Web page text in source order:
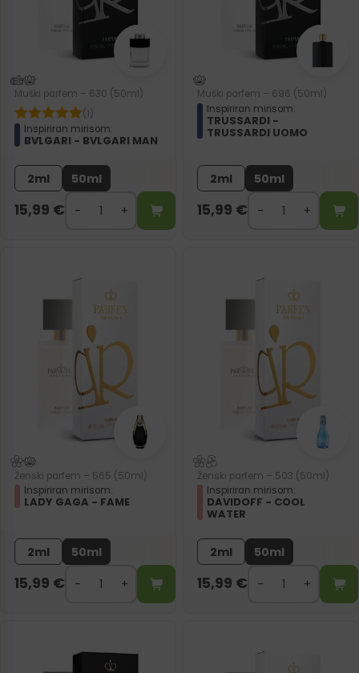
Muški parfem – 630 (50ml)
(1)
Inspiriran mirisom:
BVLGARI - BVLGARI MAN
2ml 50ml
15,99 €
Muški parfem – 696 (50ml)
Inspiriran mirisom:
TRUSSARDI -
TRUSSARDI UOMO
2ml 50ml
15,99 €
Ženski parfem – 565 (50ml)
Inspiriran mirisom:
LADY GAGA - FAME
2ml 50ml
15,99 €
Ženski parfem – 503 (50ml)
Inspiriran mirisom:
DAVIDOFF - COOL
WATER
2ml 50ml
15,99 €